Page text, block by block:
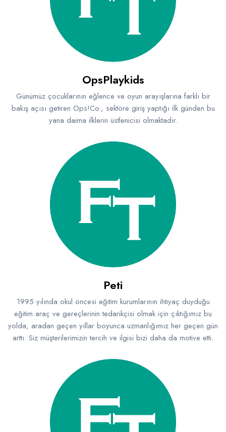
OpsPlaykids
Günümüz çocuklarının eğlence ve oyun arayışlarına farklı bir
bakış açısı getiren Ops!Co., sektöre giriş yaptığı ilk günden bu
yana daima ilklerin üstlenicisi olmaktadır.
Peti
1995 yılında okul öncesi eğitim kurumlarının ihtiyaç duyduğu
eğitim araç ve gereçlerinin tedarikçisi olmak için çıktığımız bu
yolda, aradan geçen yıllar boyunca uzmanlığımız her geçen gün
arttı. Siz müşterilerimizin tercih ve ilgisi bizi daha da motive etti.